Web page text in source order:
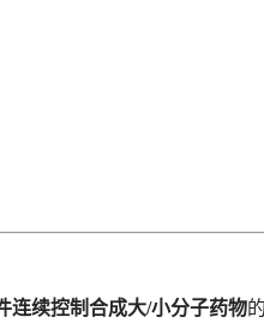
连续控制合成大/小分子药物